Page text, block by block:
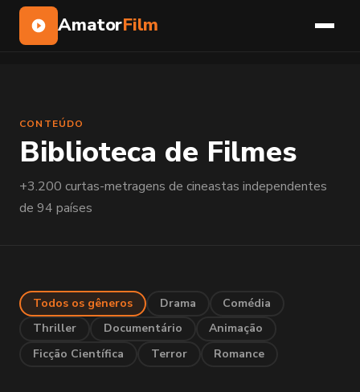
AmatorFilm
CONTEÚDO
Biblioteca de Filmes
+3.200 curtas-metragens de cineastas independentes
de 94 países
Todos os gêneros Drama
Comédia
Thriller
Documentário
Animação
Ficção Científica
Terror Romance